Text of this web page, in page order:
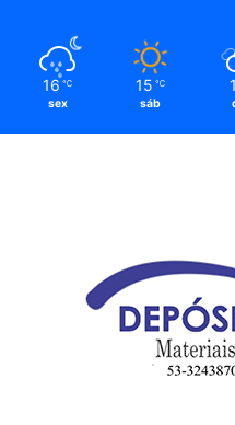
16 ℃
sex
15 ℃
sáb